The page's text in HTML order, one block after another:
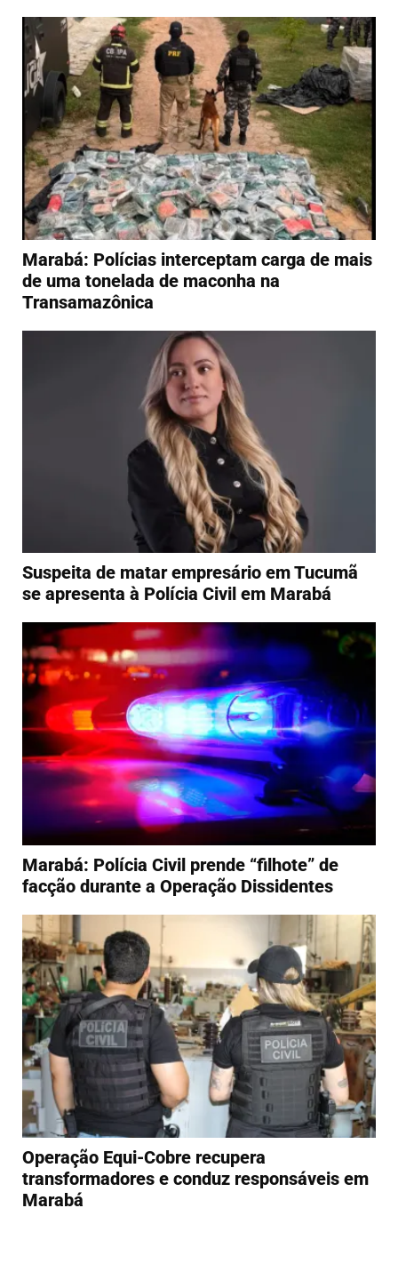
Marabá: Polícias interceptam carga de mais
de uma tonelada de maconha na
Transamazônica
​Suspeita de matar empresário em Tucumã
se apresenta à Polícia Civil em Marabá
Marabá: Polícia Civil prende “filhote” de
facção durante a Operação Dissidentes
Operação Equi-Cobre recupera
transformadores e conduz responsáveis em
Marabá